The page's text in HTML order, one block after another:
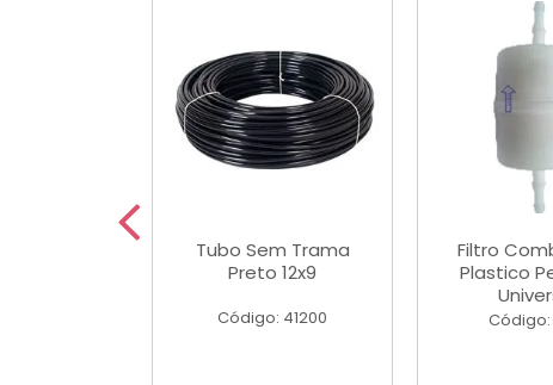
Tubo Sem Trama
Preto 12x9
Código: 41200
Filtro
Plastico
Código: